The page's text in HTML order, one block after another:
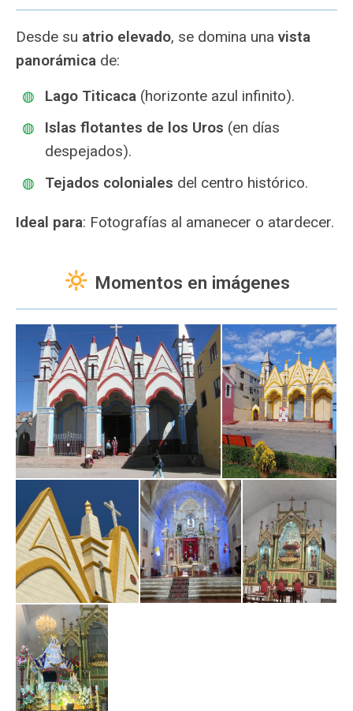
Desde su atrio elevado, se domina una vista
panorámica de:
Lago Titicaca (horizonte azul infinito).
Islas flotantes de los Uros (en días
despejados).
Tejados coloniales del centro histórico.
Ideal para: Fotografías al amanecer o atardecer.
Momentos en imágenes